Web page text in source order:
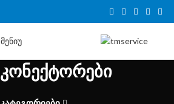
მენიუ
კონექტორები